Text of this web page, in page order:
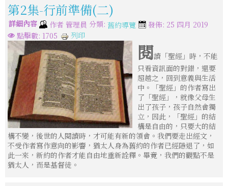
第2集-行前準備(二)
詳細內容 作者 管理員 分類: 舊約導覽
發佈: 25 四月 2019
點擊數: 1705
列印
閱讀「聖經」時，不能
只看資訊面的對錯，還要
超越之，回到意義與生活
中。「聖經」的作者寫出
了「聖經」，就像父母生
出了孩子，孩子自然會獨
立，因此，「聖經」的結
構是自由的，只要大的結
構不變，後世的人閱讀時，才可能有新的領會。我們要走出經文，
不受作者寫作意向的影響，猶太人身為舊約的作者已經隱退了，如
此一來，新約的作者才能自由地重新詮釋。畢竟，我們的觀點不是
猶太人，而是基督徒。